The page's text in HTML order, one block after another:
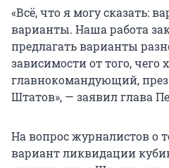
«Всё, что я могу сказать:
варианты. Наша работа
предлагать варианты
зависимости от того, чего
главнокомандующий,
Штатов», — заявил глава
На вопрос журналистов о
вариант ликвидации